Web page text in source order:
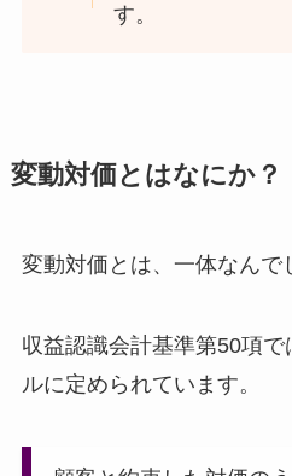
す。
変動対価とはなにか？
変動対価とは、一体なんで
収益認識会計基準第50項
ルに定められています。